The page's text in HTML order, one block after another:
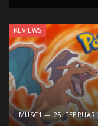
REVIEWS
MUSC1 25. FEBRUAR